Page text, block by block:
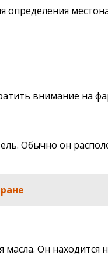
определения
внимание на
Обычно он
Он находится